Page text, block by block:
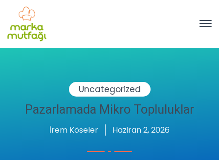
Uncategorized
Pazarlamada Mikro Topluluklar
İrem Köseler Haziran 2, 2026